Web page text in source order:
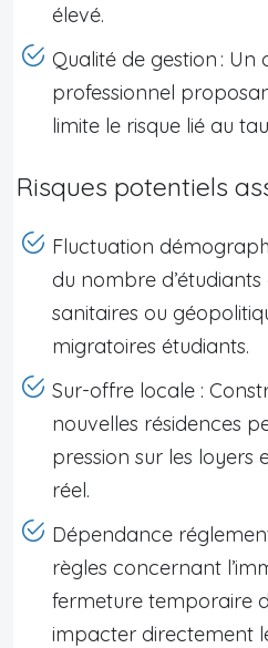
élevé.
Qualité de gestion : Un
professionnel
limite le risque lié au
Risques potentiels
Fluctuation
du nombre d’étudiants
sanitaires ou
migratoires étudiants.
Sur-offre locale :
nouvelles résidences
pression sur les loyers
réel.
Dépendance
règles concernant
fermeture temporaire
impacter directement